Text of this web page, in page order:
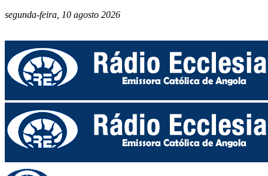
segunda-feira, 10 agosto 2026